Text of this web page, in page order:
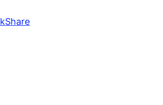
Share